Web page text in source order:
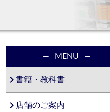
MENU
navigate_next書籍・教科書
navigate_next店舗のご案内